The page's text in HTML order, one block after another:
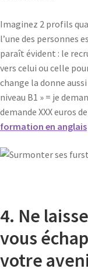
Imaginez 2 profils
l’une des personnes
paraît évident : le
vers celui ou celle
change la donne
niveau B1 » = je
demande XXX euros
formation en anglais
4. Ne
vous
votre